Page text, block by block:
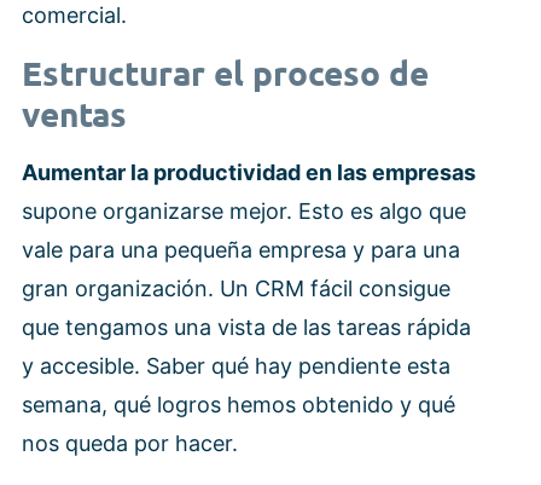
comercial.
Estructurar el proceso de
ventas
Aumentar la productividad en las empresas
supone organizarse mejor. Esto es algo que
vale para una pequeña empresa y para una
gran organización. Un CRM fácil consigue
que tengamos una vista de las tareas rápida
y accesible. Saber qué hay pendiente esta
semana, qué logros hemos obtenido y qué
nos queda por hacer.